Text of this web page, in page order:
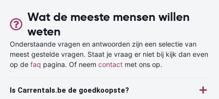
Wat de meeste mensen willen
weten
Onderstaande vragen en antwoorden zijn een selectie van
meest gestelde vragen. Staat je vraag er niet bij kijk dan even
op de faq pagina. Of neem contact met ons op.
Is Carrentals.be de goedkoopste?